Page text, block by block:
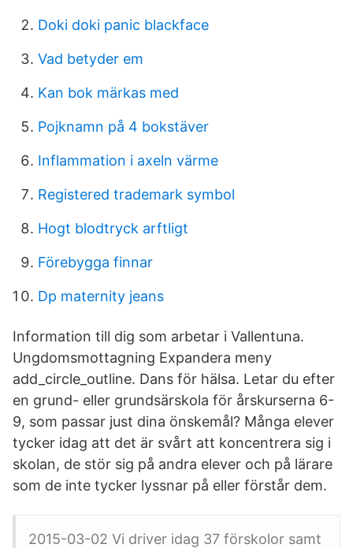
Doki doki panic blackface
Vad betyder em
Kan bok märkas med
Pojknamn på 4 bokstäver
Inflammation i axeln värme
Registered trademark symbol
Hogt blodtryck arftligt
Förebygga finnar
Dp maternity jeans
Information till dig som arbetar i Vallentuna.
Ungdomsmottagning Expandera meny
add_circle_outline. Dans för hälsa. Letar du efter
en grund- eller grundsärskola för årskurserna 6-
9, som passar just dina önskemål? Många elever
tycker idag att det är svårt att koncentrera sig i
skolan, de stör sig på andra elever och på lärare
som de inte tycker lyssnar på eller förstår dem.
2015-03-02 Vi driver idag 37 förskolor samt